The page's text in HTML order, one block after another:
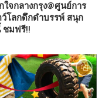
จกลางกรุง@ศูนย์การ
โลกดึกดำบรรพ์ สนุก
ชมฟรี!!